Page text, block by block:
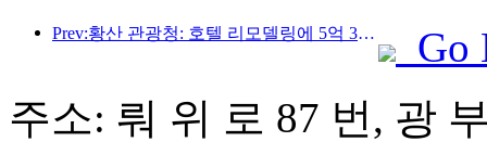
Prev:황산 관광청: 호텔 리모델링에 5억 3천만 위안 투자 계획
Go
주소: 뤄 위 로 87 번, 광